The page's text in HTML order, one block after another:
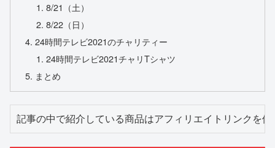
8/21（土）
8/22（日）
24時間テレビ2021のチャリティー
24時間テレビ2021チャリTシャツ
まとめ
記事の中で紹介している商品はアフィリエイトリンクを